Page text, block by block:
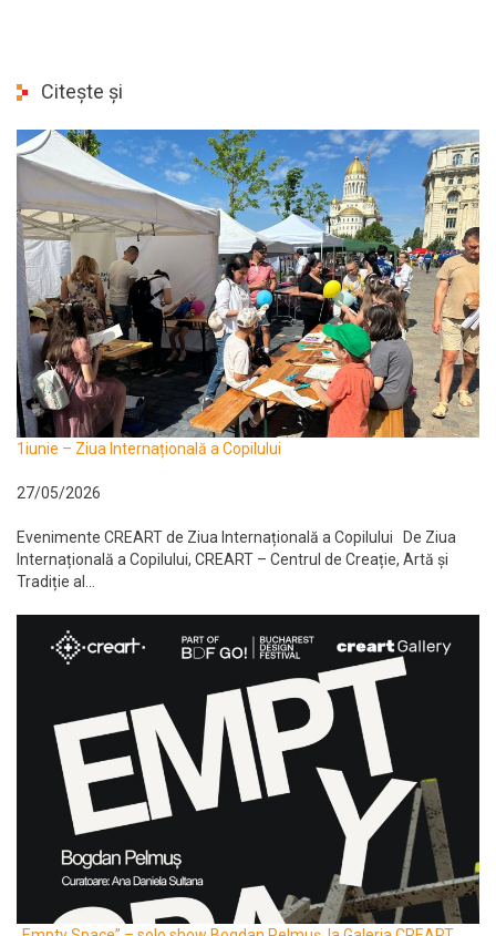
Citește și
1iunie – Ziua Internațională a Copilului
27/05/2026
Evenimente CREART de Ziua Internațională a Copilului De Ziua
Internațională a Copilului, CREART – Centrul de Creație, Artă și
Tradiție al...